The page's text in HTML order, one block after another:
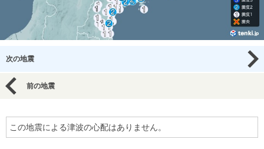
次の地震
前の地震
この地震による津波の心配はありません。